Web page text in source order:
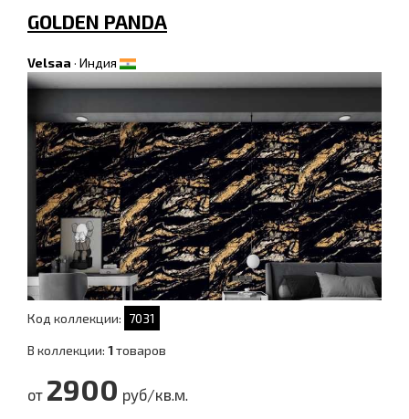
GOLDEN PANDA
Velsaa · Индия
Код коллекции: 7031
В коллекции: 1товаров
от 2900 руб/кв.м.